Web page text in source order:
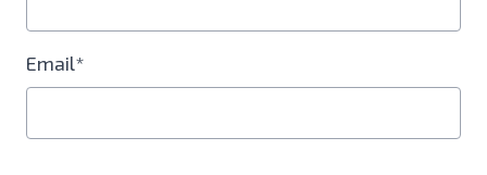
Email*